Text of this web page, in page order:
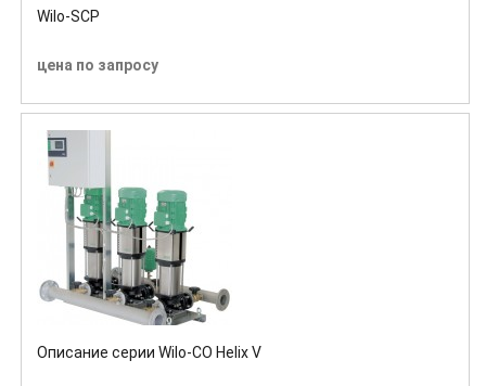
Wilo-SCP
цена по запросу
Описание серии Wilo-CO Helix V